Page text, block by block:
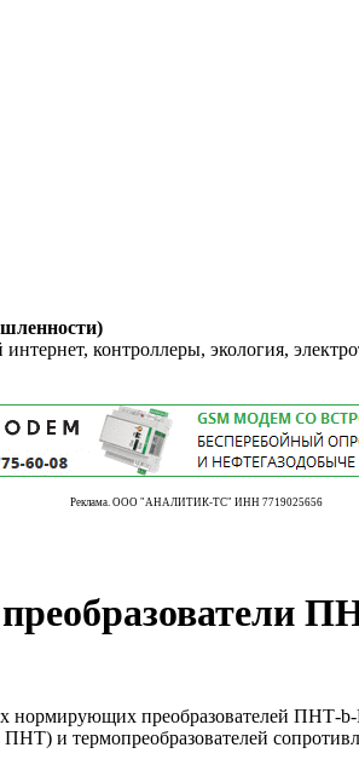
контроллеры, экология,
Реклама. ООО "АНАЛИТИК-ТС" ИНН 7719025656
преобразователей ПНТ-
ПНТ) и термопреобразователей